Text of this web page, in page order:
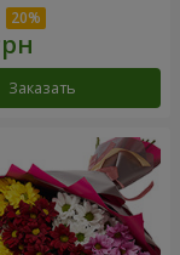
Заказать